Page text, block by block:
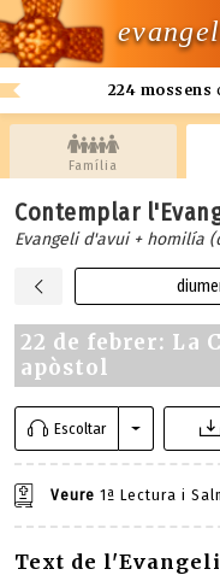
224 mossens
Família
Contemplar
Evangeli d'avui + homilía
22 de febrer: La
apòstol
Escoltar
Veure 1ª Lectura i
Text de